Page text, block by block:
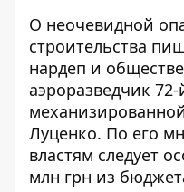
О неочевидной
строительства
нардеп и
аэроразведчик
Луценко. По его
властям следует
млн грн из